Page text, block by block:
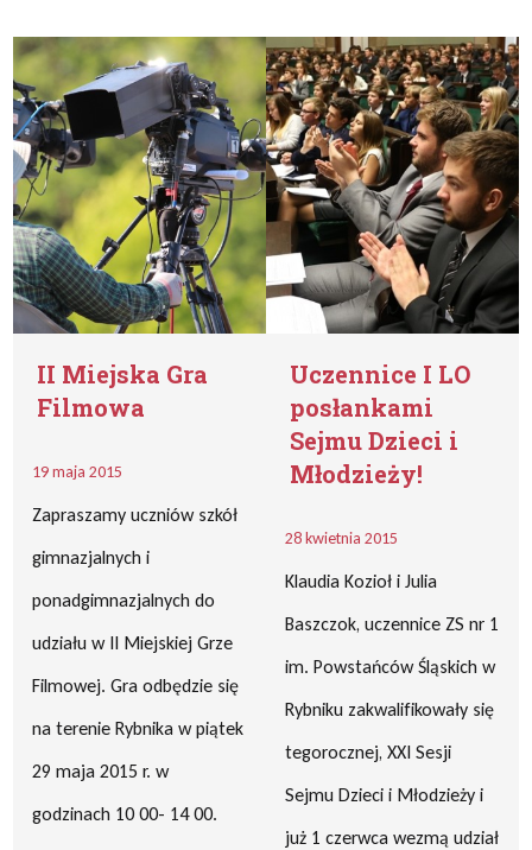
II Miejska Gra
Filmowa
19 maja 2015
Zapraszamy uczniów szkół
gimnazjalnych i
ponadgimnazjalnych do
udziału w II Miejskiej Grze
Filmowej. Gra odbędzie się
na terenie Rybnika w piątek
29 maja 2015 r. w
godzinach 10 00- 14 00.
Uczennice I LO
posłankami
Sejmu Dzieci i
Młodzieży!
28 kwietnia 2015
Klaudia Kozioł i Julia
Baszczok, uczennice ZS nr 1
im. Powstańców Śląskich w
Rybniku zakwalifikowały się
tegorocznej, XXI Sesji
Sejmu Dzieci i Młodzieży i
już 1 czerwca wezmą udział